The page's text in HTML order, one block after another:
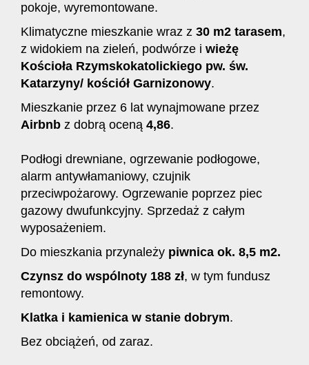
pokoje, wyremontowane.
Klimatyczne mieszkanie wraz z 30 m2 tarasem,
z widokiem na zieleń, podwórze i wieżę
Kościoła Rzymskokatolickiego pw. św.
Katarzyny/ kościół Garnizonowy.
Mieszkanie przez 6 lat wynajmowane przez
Airbnb z dobrą oceną 4,86.
Podłogi drewniane, ogrzewanie podłogowe,
alarm antywłamaniowy, czujnik
przeciwpożarowy. Ogrzewanie poprzez piec
gazowy dwufunkcyjny. Sprzedaż z całym
wyposażeniem.
Do mieszkania przynależy piwnica ok. 8,5 m2.
Czynsz do wspólnoty 188 zł, w tym fundusz
remontowy.
Klatka i kamienica w stanie dobrym.
Bez obciążeń, od zaraz.